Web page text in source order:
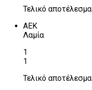
Τελικό αποτέλεσμα
ΑΕΚ
Λαμία
1
1
Τελικό αποτέλεσμα